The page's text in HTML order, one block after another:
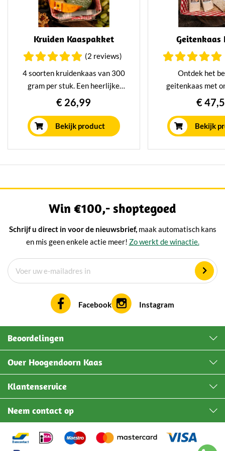
Kruiden Kaaspakket
(2 reviews)
4 soorten kruidenkaas van 300
gram per stuk. Een heerlijke
combinatie van verschillende
kruiden kazen voor bij de borrel
op de kaasplank.
€ 26,99
Bekijk product
Geitenkaas
Ontdek het
geitenkaas met
geitenkaas
een selectie van
ambachtelijke
om te delen met
familie. Bestel nu
€
Bekijk
Win €100,- shoptegoed
Schrijf u direct in voor de nieuwsbrief, maak automatisch kans
en mis geen enkele actie meer! Zo werkt de winactie.
Facebook Instagram
Beoordelingen
Over Hoogendoorn Kaas
Klantenservice
Neem contact op